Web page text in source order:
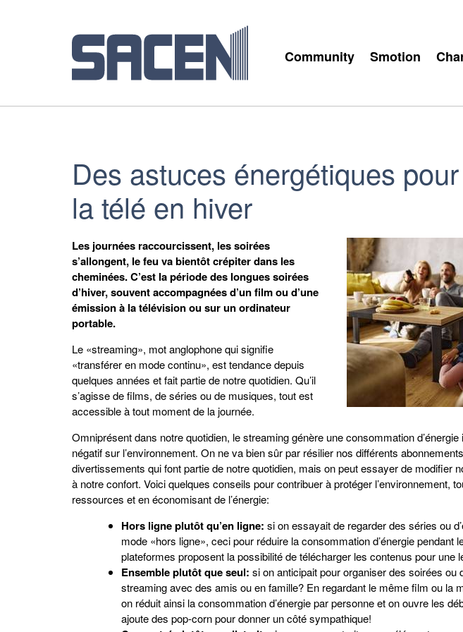
Community Smotion
Des astuces énergétiques
la télé en hiver
Les journées raccourcissent, les soirées
s’allongent, le feu va bientôt crépiter dans les
cheminées. C’est la période des longues soirées
d’hiver, souvent accompagnées d’un film ou d’une
émission à la télévision ou sur un ordinateur
portable.
Le «streaming», mot anglophone qui signifie
«transférer en mode continu», est tendance depuis
quelques années et fait partie de notre quotidien. Qu’il
s’agisse de films, de séries ou de musiques, tout est
accessible à tout moment de la journée.
Omniprésent dans notre quotidien, le streaming génère une consommation
négatif sur l’environnement. On ne va bien sûr par résilier nos différents
divertissements qui font partie de notre quotidien, mais on peut essayer de modifier
à notre confort. Voici quelques conseils pour contribuer à protéger l’environnement,
ressources et en économisant de l’énergie:
Hors ligne plutôt qu’en ligne: si on essayait de regarder des séries ou
mode «hors ligne», ceci pour réduire la consommation d’énergie pendant
plateformes proposent la possibilité de télécharger les contenus pour une
Ensemble plutôt que seul: si on anticipait pour organiser des soirées ou
streaming avec des amis ou en famille? En regardant le même film ou la
on réduit ainsi la consommation d’énergie par personne et on ouvre les
ajoute des pop-corn pour donner un côté sympathique!